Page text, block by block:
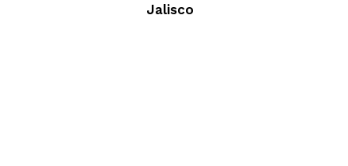
Jalisco